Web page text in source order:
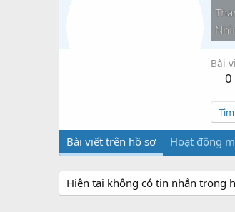
Bài
0
Tìm
Bài viết trên hồ sơ Hoạt động
Hiện tại không có tin nhắn trong